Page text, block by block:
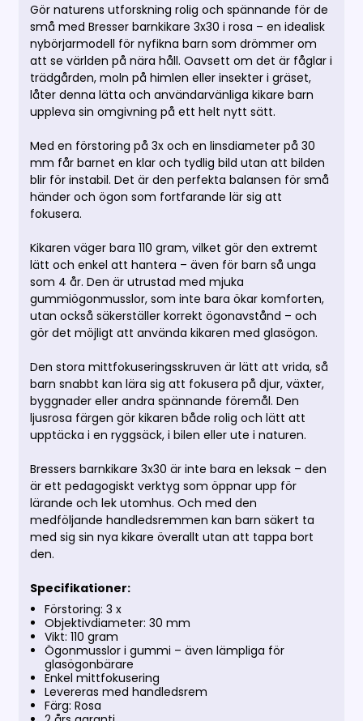
Gör naturens utforskning rolig och spännande för de
små med Bresser barnkikare 3x30 i rosa – en idealisk
nybörjarmodell för nyfikna barn som drömmer om
att se världen på nära håll. Oavsett om det är fåglar i
trädgården, moln på himlen eller insekter i gräset,
låter denna lätta och användarvänliga kikare barn
uppleva sin omgivning på ett helt nytt sätt.
Med en förstoring på 3x och en linsdiameter på 30
mm får barnet en klar och tydlig bild utan att bilden
blir för instabil. Det är den perfekta balansen för små
händer och ögon som fortfarande lär sig att
fokusera.
Kikaren väger bara 110 gram, vilket gör den extremt
lätt och enkel att hantera – även för barn så unga
som 4 år. Den är utrustad med mjuka
gummiögonmusslor, som inte bara ökar komforten,
utan också säkerställer korrekt ögonavstånd – och
gör det möjligt att använda kikaren med glasögon.
Den stora mittfokuseringsskruven är lätt att vrida, så
barn snabbt kan lära sig att fokusera på djur, växter,
byggnader eller andra spännande föremål. Den
ljusrosa färgen gör kikaren både rolig och lätt att
upptäcka i en ryggsäck, i bilen eller ute i naturen.
Bressers barnkikare 3x30 är inte bara en leksak – den
är ett pedagogiskt verktyg som öppnar upp för
lärande och lek utomhus. Och med den
medföljande handledsremmen kan barn säkert ta
med sig sin nya kikare överallt utan att tappa bort
den.
Specifikationer:
Förstoring: 3 x
Objektivdiameter: 30 mm
Vikt: 110 gram
Ögonmusslor i gummi – även lämpliga för
glasögonbärare
Enkel mittfokusering
Levereras med handledsrem
Färg: Rosa